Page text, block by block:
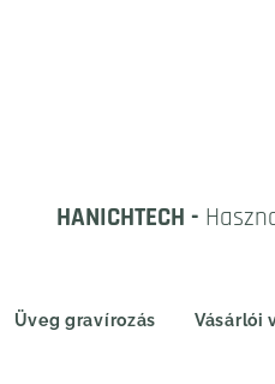
HANICHTECH -
Üveg gravírozás Vásárlói